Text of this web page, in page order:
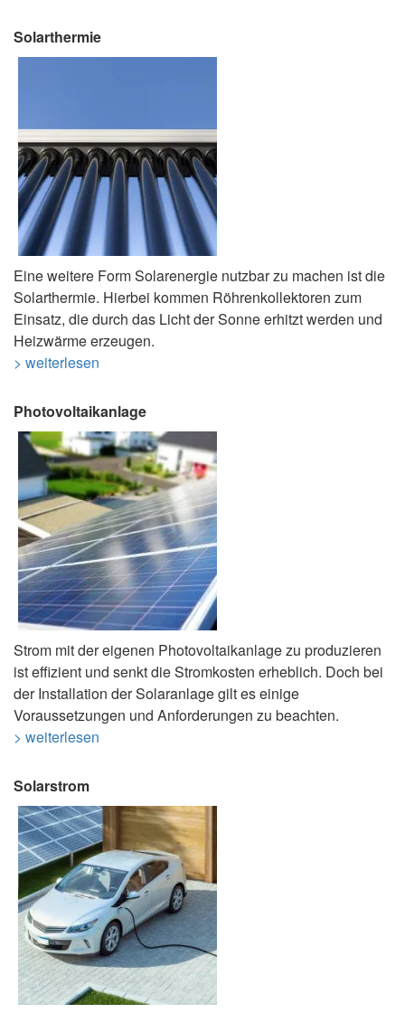
Solarthermie
Eine weitere Form Solarenergie nutzbar zu machen ist die
Solarthermie. Hierbei kommen Röhrenkollektoren zum
Einsatz, die durch das Licht der Sonne erhitzt werden und
Heizwärme erzeugen.
> weiterlesen
Photovoltaikanlage
Strom mit der eigenen Photovoltaikanlage zu produzieren
ist effizient und senkt die Stromkosten erheblich. Doch bei
der Installation der Solaranlage gilt es einige
Voraussetzungen und Anforderungen zu beachten.
> weiterlesen
Solarstrom